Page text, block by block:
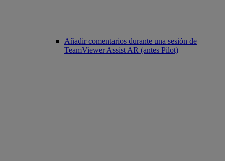
Añadir comentarios durante una sesión de
TeamViewer Assist AR (antes Pilot)